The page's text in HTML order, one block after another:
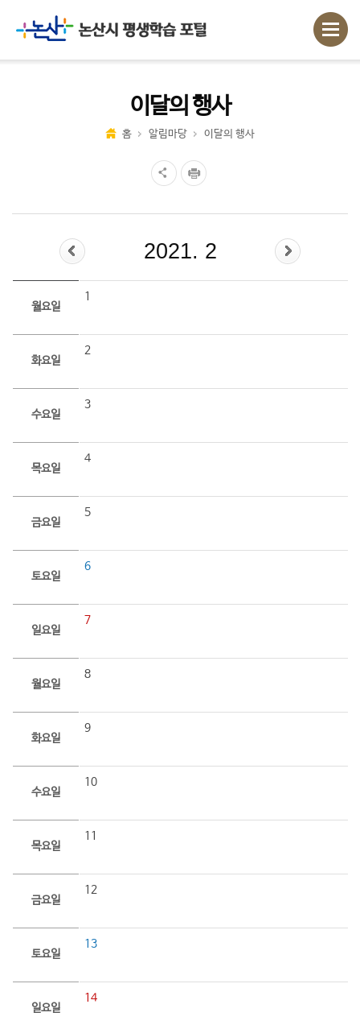
이달의 행사
홈 알림마당 이달의 행사
2021. 2
월요일
1
화요일
2
수요일
3
목요일
4
금요일
5
토요일
6
일요일
7
월요일
8
화요일
9
수요일
10
목요일
11
금요일
12
토요일
13
일요일
14